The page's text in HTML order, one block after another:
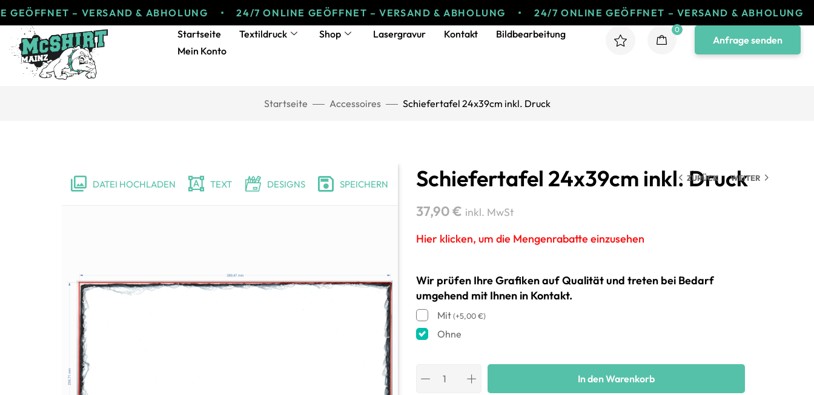
– VERSAND & ABHOLUNG 24/7 ONLINE GEÖFFNET – VERSAND & ABHOLUNG 24/7 ONLINE GEÖFFNET – VERSAND & ABHOLUNG
24/
Startseite
Textildruck Shop Lasergravur Kontakt
Bildbearbeitung
Mein Konto
0
Anfrage senden
Startseite Accessoires Schiefertafel 24x39cm inkl. Druck
DATEI HOCHLADEN TEXT DESIGNS SPEICHERN
ZURÜCK WEITER
Schiefertafel 24x39cm inkl. Druck
37,90€ inkl. MwSt
Hier klicken, um die Mengenrabatte einzusehen
Wir prüfen Ihre Grafiken auf Qualität und treten bei Bedarf
umgehend mit Ihnen in Kontakt.
Mit(+5,00€)
Ohne
In den Warenkorb